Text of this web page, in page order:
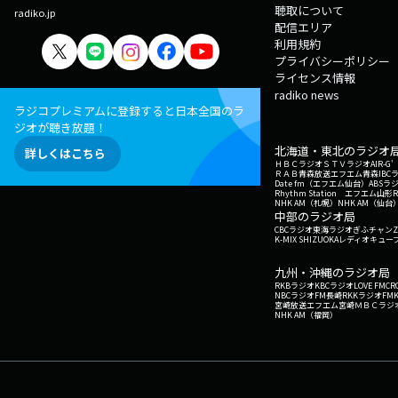
radiko.jp
ラジコプレミアムに登録すると日本全国のラ
ジオが聴き放題！
詳しくはこちら
聴取について
配信エリア
利用規約
プライバシーポリシー
ライセンス情報
radiko news
北海道・東北のラジオ
ＨＢＣラジオＳＴＶラジオAIR-G'
ＲＡＢ青森放送エフエム青森IBC
Date fm（エフエム仙台） ABSラ
Rhythm Station エフエム山形
NHK AM（札幌） NHK AM（仙台
中部のラジオ局
CBCラジオ東海ラジオぎふチャン
K-MIX SHIZUOKAレディオキュー
九州・沖縄のラジオ局
RKBラジオKBCラジオLOVE FM
NBCラジオFM長崎RKKラジオ
宮崎放送エフエム宮崎ＭＢＣラジ
NHK AM（福岡）